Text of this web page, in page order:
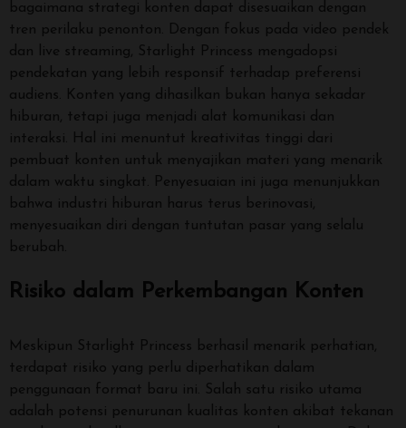
bagaimana strategi konten dapat disesuaikan dengan
tren perilaku penonton. Dengan fokus pada video pendek
dan live streaming, Starlight Princess mengadopsi
pendekatan yang lebih responsif terhadap preferensi
audiens. Konten yang dihasilkan bukan hanya sekadar
hiburan, tetapi juga menjadi alat komunikasi dan
interaksi. Hal ini menuntut kreativitas tinggi dari
pembuat konten untuk menyajikan materi yang menarik
dalam waktu singkat. Penyesuaian ini juga menunjukkan
bahwa industri hiburan harus terus berinovasi,
menyesuaikan diri dengan tuntutan pasar yang selalu
berubah.
Risiko dalam Perkembangan Konten
Meskipun Starlight Princess berhasil menarik perhatian,
terdapat risiko yang perlu diperhatikan dalam
penggunaan format baru ini. Salah satu risiko utama
adalah potensi penurunan kualitas konten akibat tekanan